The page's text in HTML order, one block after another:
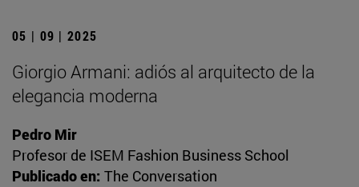
05 | 09 | 2025
Giorgio Armani: adiós al arquitecto de la
elegancia moderna
Pedro Mir
Profesor de ISEM Fashion Business School
Publicado en: The Conversation